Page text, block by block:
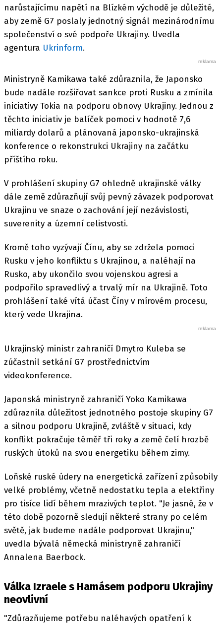
narůstajícímu napětí na Blízkém východě je důležité,
aby země G7 poslaly jednotný signál mezinárodnímu
společenství o své podpoře Ukrajiny. Uvedla
agentura Ukrinform.
Ministryně Kamikawa také zdůraznila, že Japonsko
bude nadále rozšiřovat sankce proti Rusku a zmínila
iniciativy Tokia na podporu obnovy Ukrajiny. Jednou z
těchto iniciativ je balíček pomoci v hodnotě 7,6
miliardy dolarů a plánovaná japonsko-ukrajinská
konference o rekonstrukci Ukrajiny na začátku
příštího roku.
V prohlášení skupiny G7 ohledně ukrajinské války
dále země zdůrazňují svůj pevný závazek podporovat
Ukrajinu ve snaze o zachování její nezávislosti,
suverenity a územní celistvosti.
Kromě toho vyzývají Čínu, aby se zdržela pomoci
Rusku v jeho konfliktu s Ukrajinou, a naléhají na
Rusko, aby ukončilo svou vojenskou agresi a
podpořilo spravedlivý a trvalý mír na Ukrajině. Toto
prohlášení také vítá účast Číny v mírovém procesu,
který vede Ukrajina.
Ukrajinský ministr zahraničí Dmytro Kuleba se
zúčastnil setkání G7 prostřednictvím
videokonference.
Japonská ministryně zahraničí Yoko Kamikawa
zdůraznila důležitost jednotného postoje skupiny G7
a silnou podporu Ukrajině, zvláště v situaci, kdy
konflikt pokračuje téměř tři roky a země čelí hrozbě
ruských útoků na svou energetiku během zimy.
Loňské ruské údery na energetická zařízení způsobily
velké problémy, včetně nedostatku tepla a elektřiny
pro tisíce lidí během mrazivých teplot. "Je jasné, že v
této době pozorně sledují některé strany po celém
světě, jak budeme nadále podporovat Ukrajinu,"
uvedla bývalá německá ministryně zahraničí
Annalena Baerbock.
Válka Izraele s Hamásem podporu Ukrajiny
neovlivní
"Zdůrazňujeme potřebu naléhavých opatření k